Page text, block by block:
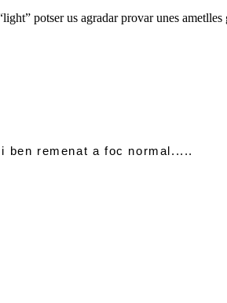
potser us agradar provar unes
ben remenat a foc normal.....